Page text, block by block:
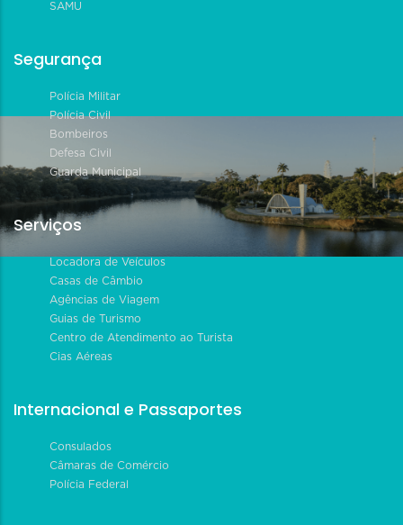
SAMU
Segurança
Polícia Militar
Polícia Civil
Bombeiros
Defesa Civil
Guarda Municipal
Serviços
Locadora de Veículos
Casas de Câmbio
Agências de Viagem
Guias de Turismo
Centro de Atendimento ao Turista
Cias Aéreas
Internacional e Passaportes
Consulados
Câmaras de Comércio
Polícia Federal